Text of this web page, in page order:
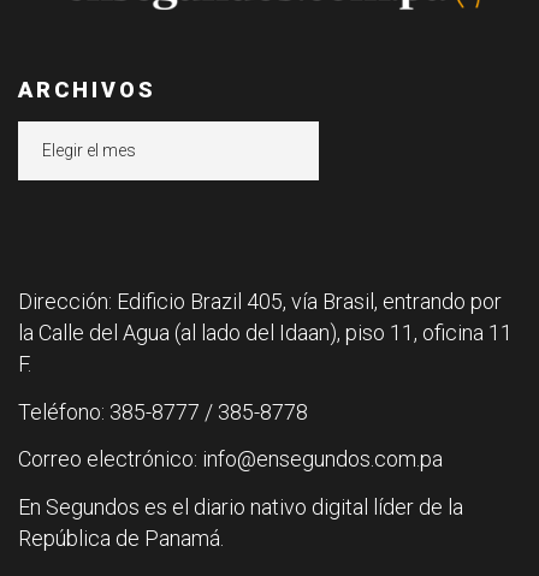
ARCHIVOS
Dirección: Edificio Brazil 405, vía Brasil, entrando por
la Calle del Agua (al lado del Idaan), piso 11, oficina 11
F.
Teléfono: 385-8777 / 385-8778
Correo electrónico: info@ensegundos.com.pa
En Segundos es el diario nativo digital líder de la
República de Panamá.